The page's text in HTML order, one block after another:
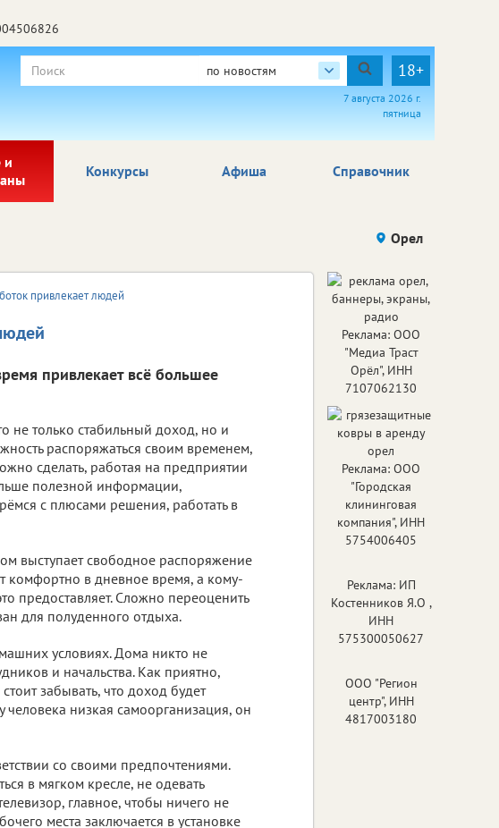
по новостям 18+
7 августа 2026 г.
пятница
и
Афиша Справочник
Конкурсы
Орел
привлекает людей
привлекает всё большее
не только стабильный доход, но и
распоряжаться своим временем,
сделать, работая на предприятии
полезной информации,
с плюсами решения, работать в
выступает свободное распоряжение
комфортно в дневное время, а кому-
предоставляет. Сложно переоценить
для полуденного отдыха.
условиях. Дома никто не
и начальства. Как приятно,
забывать, что доход будет
человека низкая самоорганизация, он
со своими предпочтениями.
в мягком кресле, не одевать
главное, чтобы ничего не
места заключается в установке
Реклама: ООО
"Медиа Траст
Орёл", ИНН
7107062130
Реклама: ООО
"Городская
клининговая
компания", ИНН
5754006405
Реклама: ИП
Костенников Я.О ,
ИНН
575300050627
ООО "Регион
центр", ИНН
4817003180